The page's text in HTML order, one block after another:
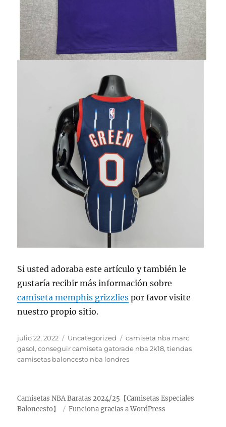
Si usted adoraba este artículo y también le
gustaría recibir más información sobre
camiseta memphis grizzlies por favor visite
nuestro propio sitio.
Publicado
el
julio 22, 2022 Categorías
Uncategorized Etiquetas
camiseta nba marc
gasol,conseguir camiseta gatorade nba 2k18,tiendas
camisetas baloncesto nba londres
Camisetas NBA Baratas 2024/25【Camisetas Especiales
Baloncesto】
Funciona gracias a WordPress